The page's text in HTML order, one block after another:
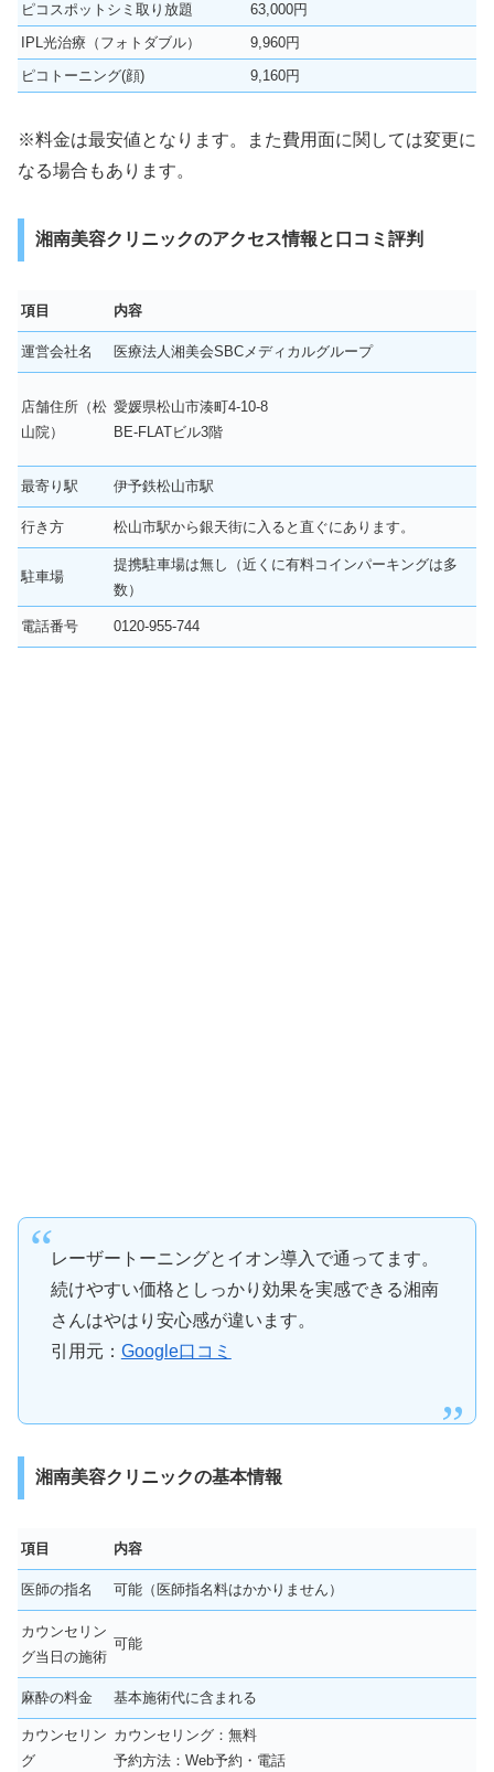
ピコスポットシミ取り放題
63,000円
IPL光治療（フォトダブル）
9,960円
ピコトーニング(顔)
9,160円
※料金は最安値となります。また費用面に関しては変更に
なる場合もあります。
湘南美容クリニックのアクセス情報と口コミ評判
項目 内容
運営会社名 医療法人湘美会SBCメディカルグループ
店舗住所（松
山院）
愛媛県松山市湊町4‐10‐8
BE-FLATビル3階
最寄り駅 伊予鉄松山市駅
行き方 松山市駅から銀天街に入ると直ぐにあります。
駐車場
提携駐車場は無し（近くに有料コインパーキングは多
数）
電話番号 0120-955-744
レーザートーニングとイオン導入で通ってます。
続けやすい価格としっかり効果を実感できる湘南
さんはやはり安心感が違います。
引用元： Google口コミ
湘南美容クリニックの基本情報
項目 内容
医師の指名 可能（医師指名料はかかりません）
カウンセリン
グ当日の施術
可能
麻酔の料金 基本施術代に含まれる
カウンセリン
グ
カウンセリング：無料
予約方法：Web予約・電話